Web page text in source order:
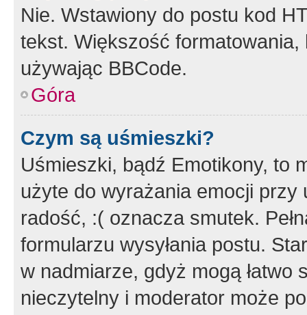
Nie. Wstawiony do postu kod
tekst. Większość
używając BBCode.
Góra
Czym są uśmieszki?
Uśmieszki, bądź Emotikony, to
użyte do wyrażania emocji
radość, :( oznacza smutek.
formularzu wysyłania postu.
w nadmiarze, gdyż mogą
nieczytelny i moderator może